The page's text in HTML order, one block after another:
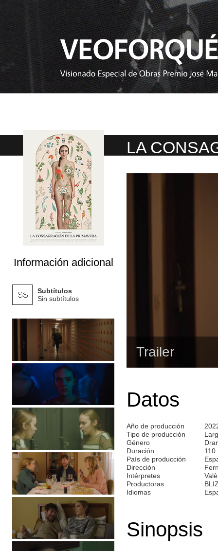
Información adicional
Subtítulos
Sin subtítulos
LA
Trailer
Datos
Año de producción
Tipo de producción
Género
Duración
110
País de producción
Dirección
Intérpretes
Productoras
Idiomas
Sinopsis